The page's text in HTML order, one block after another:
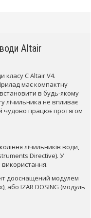
Altair
класу С Altair V4.
має компактну
в будь-якому
лічильника не впливає
чудово працює протягом
лічильників води,
Directive). У
використання.
дооснащений модулем
або IZAR DOSING (модуль